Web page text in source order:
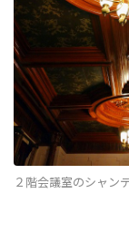
２階会議室のシャン